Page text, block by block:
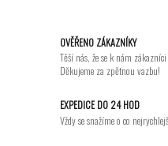
OVĚŘENO ZÁKAZNÍKY
Těší nás, že se k nám
Děkujeme za zpětnou vazbu!
EXPEDICE DO 24 HOD
Vždy se snažíme o co